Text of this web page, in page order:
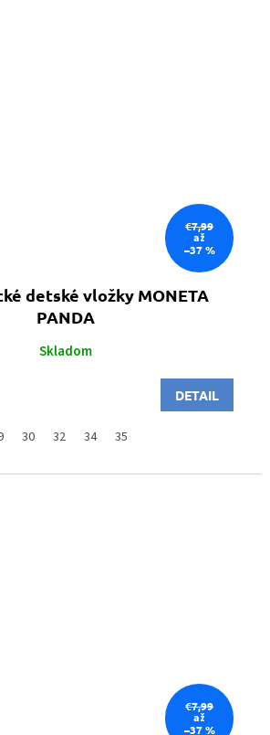
€7,99
až
–37 %
detské vložky MONETA
PANDA
Skladom
DETAIL
30 32 34 35
€7,99
až
–37 %